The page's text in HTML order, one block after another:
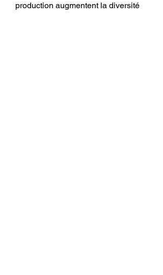
production augmentent la diversité